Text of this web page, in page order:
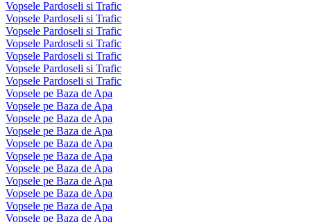
Vopsele Pardoseli si Trafic
Vopsele Pardoseli si Trafic
Vopsele Pardoseli si Trafic
Vopsele Pardoseli si Trafic
Vopsele Pardoseli si Trafic
Vopsele Pardoseli si Trafic
Vopsele Pardoseli si Trafic
Vopsele pe Baza de Apa
Vopsele pe Baza de Apa
Vopsele pe Baza de Apa
Vopsele pe Baza de Apa
Vopsele pe Baza de Apa
Vopsele pe Baza de Apa
Vopsele pe Baza de Apa
Vopsele pe Baza de Apa
Vopsele pe Baza de Apa
Vopsele pe Baza de Apa
Vopsele pe Baza de Apa